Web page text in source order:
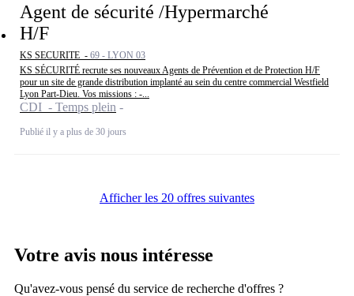
Agent de sécurité /Hypermarché
H/F
KS SECURITE - 69 - LYON 03
KS SÉCURITÉ recrute ses nouveaux Agents de Prévention et de Protection H/F
pour un site de grande distribution implanté au sein du centre commercial Westfield
Lyon Part-Dieu. Vos missions : -...
CDI - Temps plein
Publié il y a plus de 30 jours
Afficher les 20 offres suivantes
Votre avis nous intéresse
Qu'avez-vous pensé du service de recherche d'offres ?